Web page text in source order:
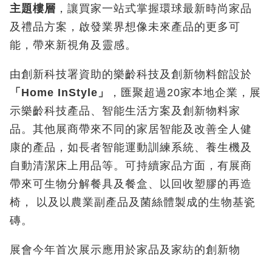
主題樓層 ，讓買家一站式掌握環球最新時尚家品
及禮品方案，啟發業界想像未來產品的更多可
能，帶來新視角及靈感。
由創新科技署資助的樂齡科技及創新物料館設於
「 Home InStyle 」
，匯聚超過20家本地企業，展
示樂齡科技產品、智能生活方案及創新物料家
品。其他展商帶來不同的家居智能及改善全人健
康的產品，如長者智能運動訓練系統、養生機及
自動清潔床上用品等。可持續家品方面，有展商
帶來可生物分解餐具及餐盒、以回收塑膠的再造
椅， 以及以農業副產品及菌絲體製成的生物基瓷
磚。
展會今年首次展示應用於家品及家紡的創新物